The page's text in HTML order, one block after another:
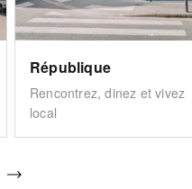
République
Rencontrez, dinez et vivez
local